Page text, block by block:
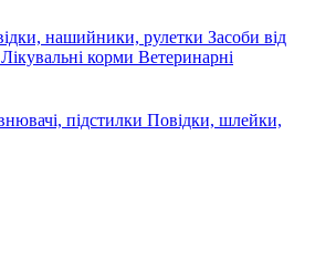
нашийники, рулетки Засоби від
Лікувальні корми Ветеринарні
підстилки Повідки, шлейки,